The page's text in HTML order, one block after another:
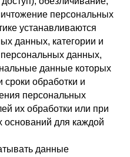
персональных
устанавливаются
данных, категории и
данных,
данные которых
обработки и
персональных
их обработки или при
оснований для каждой
данные